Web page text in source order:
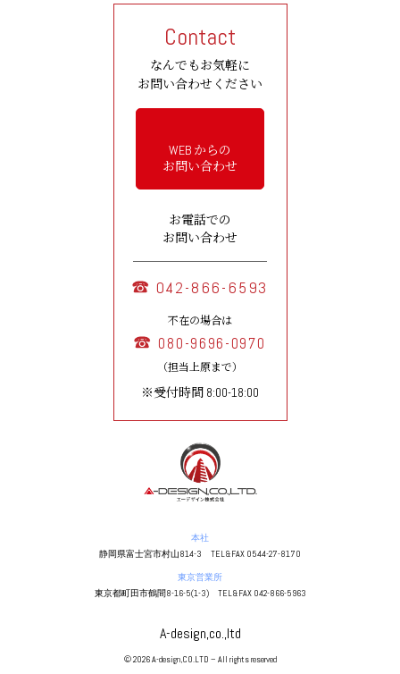
Contact
なんでもお気軽に
お問い合わせください
WEB からの
お問い合わせ
お電話での
お問い合わせ
042-866-6593
不在の場合は
080-9696-0970
（担当上原まで）
※受付時間 8:00-18:00
本社
静岡県富士宮市村山814-3 TEL&FAX 0544-27-8170
東京営業所
東京都町田市鶴間8-16-5(1-3) TEL&FAX 042-866-5963
A-design,co.,ltd
© 2026 A-design,CO.LTD – All rights reserved